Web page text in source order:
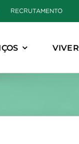
RECRUTAMENTO
VIVER